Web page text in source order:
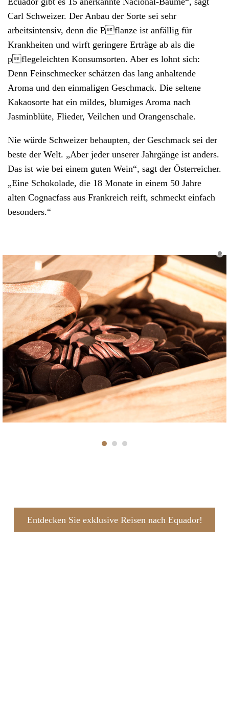
Carl Schweizer. Der Anbau der Sorte sei sehr
arbeitsintensiv, denn die Pflanze ist anfällig für
Krankheiten und wirft geringere Erträge ab als die
pflegeleichten Konsumsorten. Aber es lohnt sich:
Denn Feinschmecker schätzen das lang anhaltende
Aroma und den einmaligen Geschmack. Die seltene
Kakaosorte hat ein mildes, blumiges Aroma nach
Jasminblüte, Flieder, Veilchen und Orangenschale.
Nie würde Schweizer behaupten, der Geschmack sei der
beste der Welt. „Aber jeder unserer Jahrgänge ist anders.
Das ist wie bei einem guten Wein“, sagt der Österreicher.
„Eine Schokolade, die 18 Monate in einem 50 Jahre
alten Cognacfass aus Frankreich reift, schmeckt einfach
besonders.“
Entdecken Sie exklusive Reisen nach Equador!